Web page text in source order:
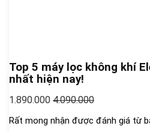
Top 5 máy lọc không khí
nhất hiện nay!
1.890.000 4.090.000
Rất mong nhận được đánh giá từ